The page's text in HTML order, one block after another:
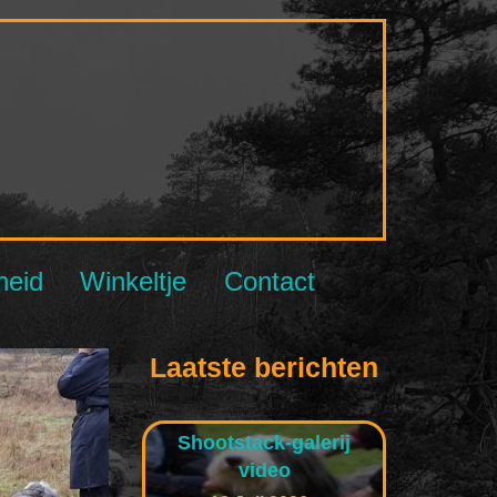
NBCC
Winkeltje Contact
Laatste berichten
Shootstack-galerij
video